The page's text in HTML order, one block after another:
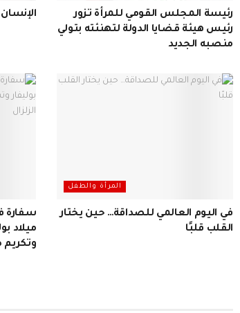
رئيسة المجلس القومي للمرأة تزور
رئيس هيئة قضايا الدولة لتهنئته بتولي
منصبه الجديد
الإنسان
المرأة والطفل
في اليوم العالمي للصداقة… حين يختار
القلب قلبًا
سفارة
ميلاد
وتكريم